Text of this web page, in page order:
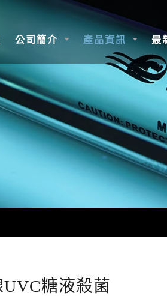
(current)
公司簡介 產品資訊 最
糖液殺菌